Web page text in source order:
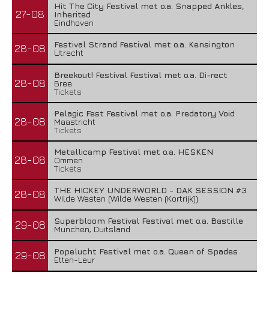
27-08
Hit The City Festival met o.a. Snapped Ankles,
Inherited
Eindhoven
28-08
Festival Strand Festival met o.a. Kensington
Utrecht
28-08
Breekout! Festival Festival met o.a. Di-rect
Bree
Tickets
28-08
Pelagic Fest Festival met o.a. Predatory Void
Maastricht
Tickets
28-08
Metallicamp Festival met o.a. HESKEN
Ommen
Tickets
28-08
THE HICKEY UNDERWORLD - DAK SESSION #3
Wilde Westen (Wilde Westen (Kortrijk))
29-08
Superbloom Festival Festival met o.a. Bastille
Munchen, Duitsland
29-08
Popelucht Festival met o.a. Queen of Spades
Etten-Leur